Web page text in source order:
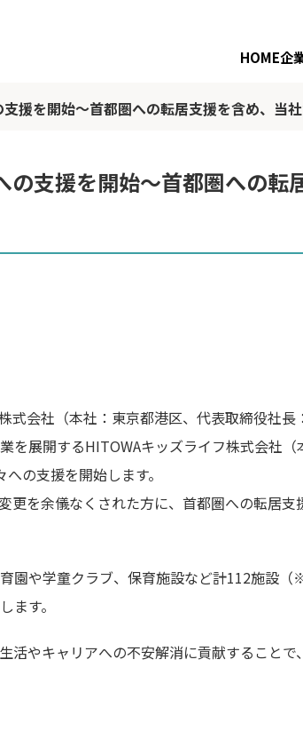
HOME企
援を開始～首都圏への転居支援を含め、当
支援を開始～首都圏への転
会社（本社：東京都港区、代表取締役社
を展開するHITOWAキッズライフ株式会社
の支援を開始します。
更を余儀なくされた方に、首都圏への転居
園や学童クラブ、保育施設など計112施設
ます。
活やキャリアへの不安解消に貢献すること